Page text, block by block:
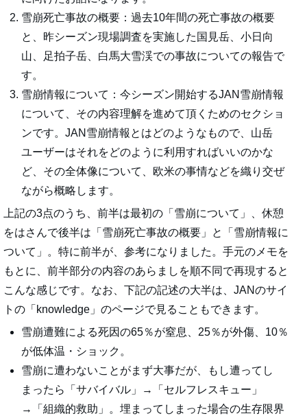
雪崩死亡事故の概要：過去10年間の死亡事故の概要
と、昨シーズン現場調査を実施した国見岳、小日向
山、足拍子岳、白馬大雪渓での事故についての報告で
す。
雪崩情報について：今シーズン開始するJAN雪崩情報
について、その内容理解を進めて頂くためのセクショ
ンです。JAN雪崩情報とはどのようなもので、山岳
ユーザーはそれをどのように利用すればいいのかな
ど、その全体像について、欧米の事情などを織り交ぜ
ながら概略します。
上記の3点のうち、前半は最初の「雪崩について」、休憩
をはさんで後半は「雪崩死亡事故の概要」と「雪崩情報に
ついて」。特に前半が、参考になりました。手元のメモを
もとに、前半部分の内容のあらましを順不同で再現すると
こんな感じです。なお、下記の記述の大半は、JANのサイ
トの「knowledge」のページで見ることもできます。
雪崩遭難による死因の65％が窒息、25％が外傷、10％
が低体温・ショック。
雪崩に遭わないことがまず大事だが、もし遭ってし
まったら「サバイバル」→「セルフレスキュー」
→「組織的救助」。埋まってしまった場合の生存限界